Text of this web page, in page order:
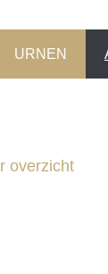
URNEN
overzicht